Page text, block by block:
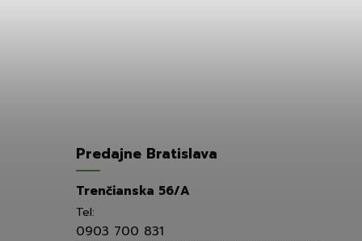
Predajne Bratislava
Trenčianska 56/A
Tel:
0903 700 831